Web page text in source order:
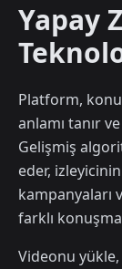
Yapay
Platform,
anlamı tanır
Gelişmiş
eder,
kampanyaları
farklı
Videonu